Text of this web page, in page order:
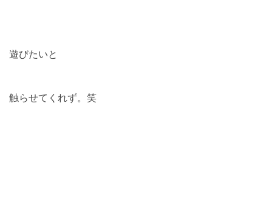
遊びたいと
触らせてくれず。笑